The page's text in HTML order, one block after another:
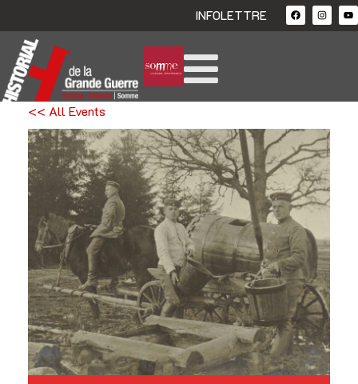
INFOLETTRE
<< All Events